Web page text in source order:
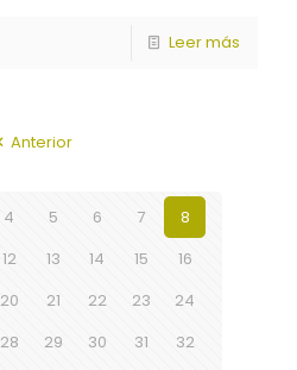
Leer más
Anterior
4 5 6 7
8
12 13 14 15
16
20 21 22 23
24
28 29 30 31
32